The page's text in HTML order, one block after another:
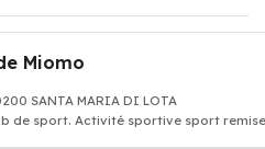
Miomo
SANTA MARIA DI LOTA
de sport. Activité sportive sport